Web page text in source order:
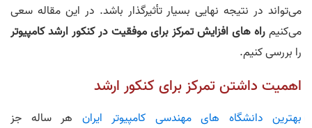
می‌تواند در نتیجه نهایی بسیار تأثیرگذار باشد. در این مقاله سعی
می‌کنیمراه های افزایش تمرکز برای موفقیت در کنکور ارشد کامپیوتر
را بررسی کنیم.
اهمیت داشتن تمرکز برای کنکور ارشد
بهترین دانشگاه های مهندسی کامپیوتر ایران هر ساله جز